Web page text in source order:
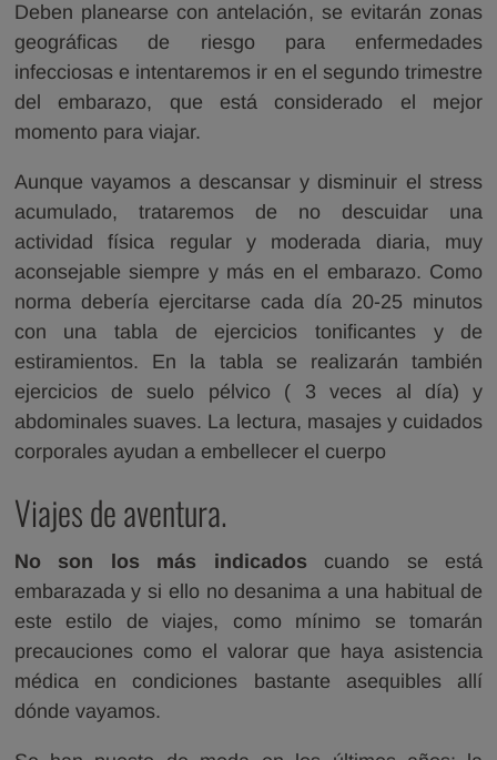
Deben planearse con antelación, se evitarán zonas
geográficas de riesgo para enfermedades
infecciosas e intentaremos ir en el segundo trimestre
del embarazo, que está considerado el mejor
momento para viajar.
Aunque vayamos a descansar y disminuir el stress
acumulado, trataremos de no descuidar una
actividad física regular y moderada diaria, muy
aconsejable siempre y más en el embarazo. Como
norma debería ejercitarse cada día 20-25 minutos
con una tabla de ejercicios tonificantes y de
estiramientos. En la tabla se realizarán también
ejercicios de suelo pélvico ( 3 veces al día) y
abdominales suaves. La lectura, masajes y cuidados
corporales ayudan a embellecer el cuerpo
Viajes de aventura.
No son los más indicados cuando se está
embarazada y si ello no desanima a una habitual de
este estilo de viajes, como mínimo se tomarán
precauciones como el valorar que haya asistencia
médica en condiciones bastante asequibles allí
dónde vayamos.